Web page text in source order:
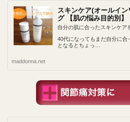
スキンケア(オールイ
グ 【肌の悩み目的別】
自分の肌に合ったスキンケア
40代になってもまだ自分に
となるとちょっ…
maddonna.net